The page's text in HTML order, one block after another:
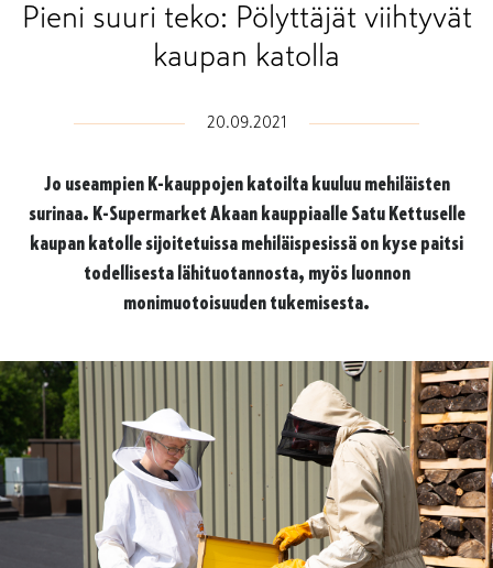
Pieni suuri teko: Pölyttäjät viihtyvät
kaupan katolla
20.09.2021
Jo useampien K-kauppojen katoilta kuuluu mehiläisten
surinaa. K-Supermarket Akaan kauppiaalle Satu Kettuselle
kaupan katolle sijoitetuissa mehiläispesissä on kyse paitsi
todellisesta lähituotannosta, myös luonnon
monimuotoisuuden tukemisesta.